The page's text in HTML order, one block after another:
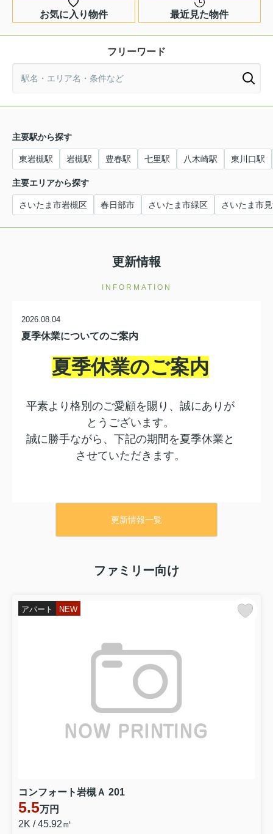
お気に入り物件 最近見た物件
フリーワード
主要駅から探す
東岩槻駅 岩槻駅 豊春駅 七里駅 八木崎駅 東川口駅
主要エリアから探す
さいたま市岩槻区 春日部市 さいたま市緑区 さいたま市
更新情報
INFORMATION
2026.08.04
夏季休業についてのご案内
夏季休業のご案内
平素より格別のご愛顧を賜り、誠にありが
とうございます。
誠に勝手ながら、下記の期間を夏季休業と
させていただきます。
休業期間：8月11日
（火）～8月16日（日）
期間中のお問い合わせにつきましては、8月
ご不便をおかけ致しますが、何卒ご理解の
ほどお願い申し上げます。
★弊社専任売物件情報★
・人気の浦和エリア♪
更新情報一覧
ファミリー向け
アパート NEW
コンフォート岩槻Ａ 201
5.5万円
2K / 45.92㎡